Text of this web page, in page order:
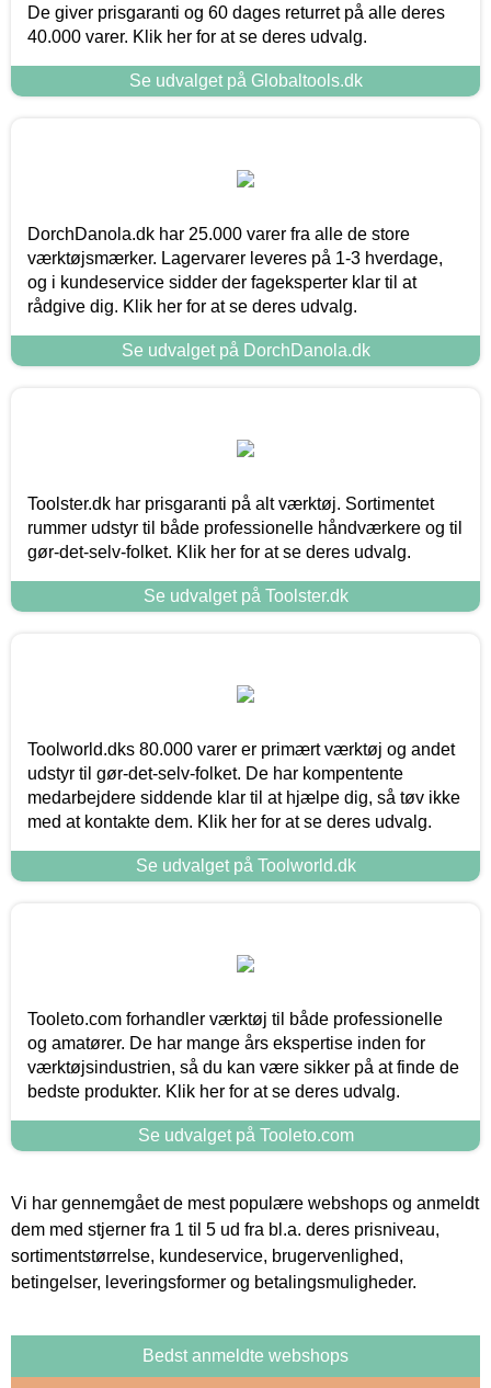
De giver prisgaranti og 60 dages returret på alle deres
40.000 varer. Klik her for at se deres udvalg.
Se udvalget på Globaltools.dk
DorchDanola.dk har 25.000 varer fra alle de store
værktøjsmærker. Lagervarer leveres på 1-3 hverdage,
og i kundeservice sidder der fageksperter klar til at
rådgive dig. Klik her for at se deres udvalg.
Se udvalget på DorchDanola.dk
Toolster.dk har prisgaranti på alt værktøj. Sortimentet
rummer udstyr til både professionelle håndværkere og til
gør-det-selv-folket. Klik her for at se deres udvalg.
Se udvalget på Toolster.dk
Toolworld.dks 80.000 varer er primært værktøj og andet
udstyr til gør-det-selv-folket. De har kompentente
medarbejdere siddende klar til at hjælpe dig, så tøv ikke
med at kontakte dem. Klik her for at se deres udvalg.
Se udvalget på Toolworld.dk
Tooleto.com forhandler værktøj til både professionelle
og amatører. De har mange års ekspertise inden for
værktøjsindustrien, så du kan være sikker på at finde de
bedste produkter. Klik her for at se deres udvalg.
Se udvalget på Tooleto.com
Vi har gennemgået de mest populære webshops og anmeldt
dem med stjerner fra 1 til 5 ud fra bl.a. deres prisniveau,
sortimentstørrelse, kundeservice, brugervenlighed,
betingelser, leveringsformer og betalingsmuligheder.
Bedst anmeldte webshops